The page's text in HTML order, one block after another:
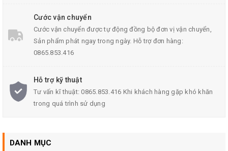
Thông số kỹ thuật của thiếc hàn solder loại tốt:
Hình dạng: dây
Đường kính dây thiếc: 1mm
Cước vận chuyển
Cước vận chuyển được tự động đồng bộ đơn vị vận chuyển,
Sản phẩm phát ngay trong ngày. Hỗ trợ đơn hàng:
0865.853.416
Hỗ trợ kỹ thuật
Tư vấn kĩ thuật: 0865.853.416 Khi khách hàng gặp khó khăn
trong quá trình sử dụng
DANH MỤC